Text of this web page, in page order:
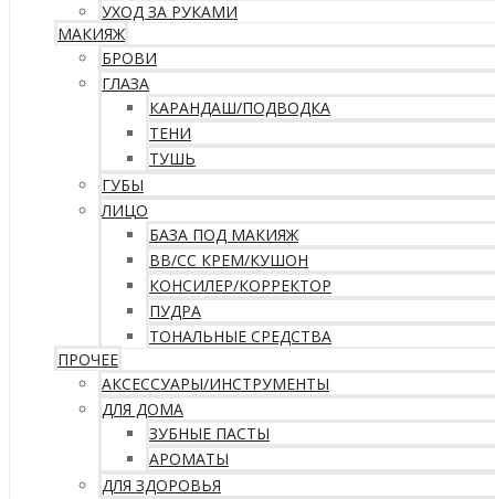
УХОД ЗА РУКАМИ
МАКИЯЖ
БРОВИ
ГЛАЗА
КАРАНДАШ/ПОДВОДКА
ТЕНИ
ТУШЬ
ГУБЫ
ЛИЦО
БАЗА ПОД МАКИЯЖ
ВВ/CC КРЕМ/КУШОН
КОНСИЛЕР/КОРРЕКТОР
ПУДРА
ТОНАЛЬНЫЕ СРЕДСТВА
ПРОЧЕЕ
АКСЕССУАРЫ/ИНСТРУМЕНТЫ
ДЛЯ ДОМА
ЗУБНЫЕ ПАСТЫ
АРОМАТЫ
ДЛЯ ЗДОРОВЬЯ